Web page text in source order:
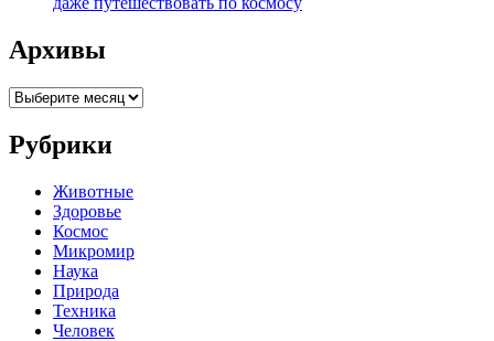
Архивы
Архивы
Рубрики
Животные
Здоровье
Космос
Микромир
Наука
Природа
Техника
Человек